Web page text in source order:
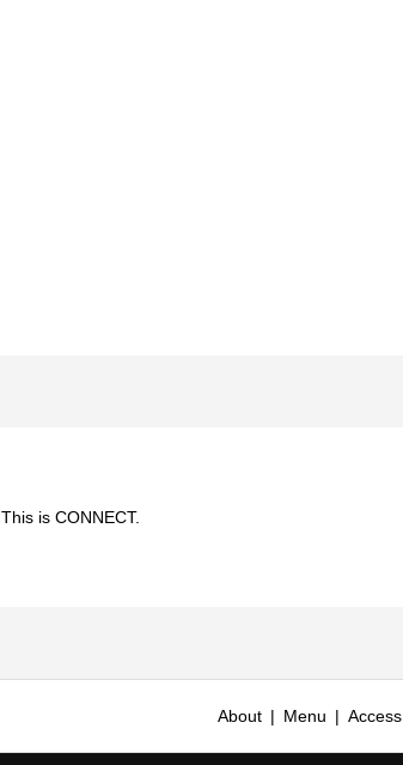
This is CONNECT.
About Menu Access